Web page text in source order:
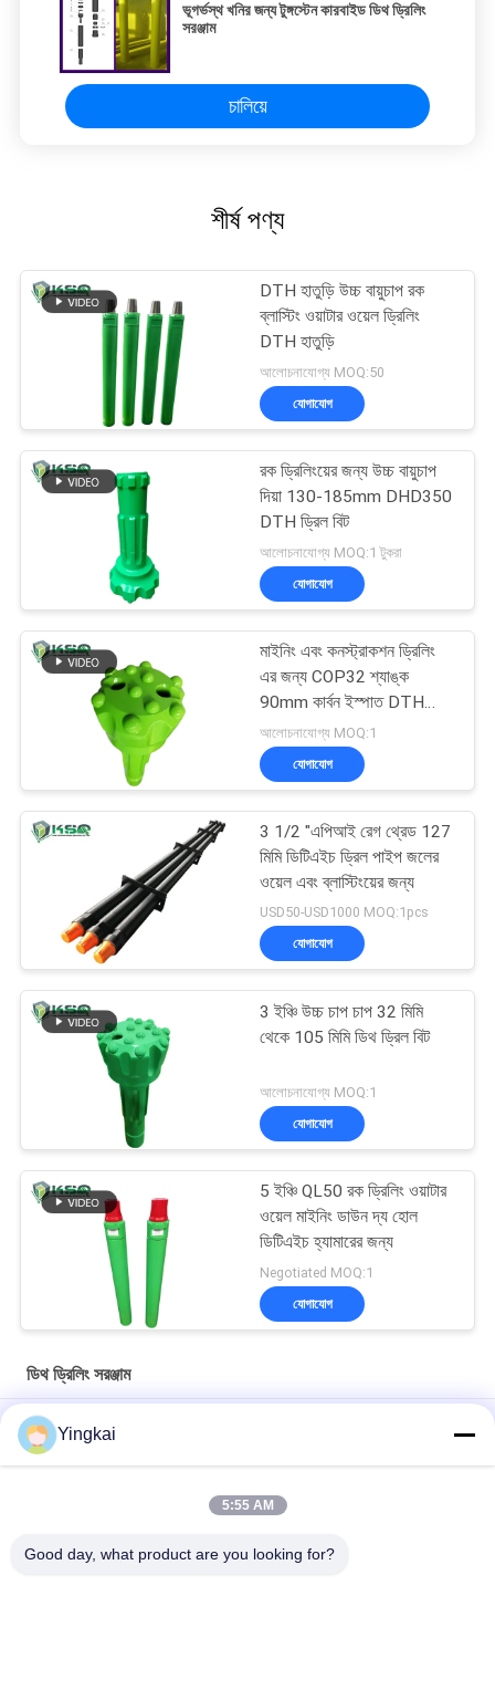
ভূগর্ভস্থ খনির জন্য টুঙ্গস্টেন কারবাইড ডিথ ড্রিলিং
সরঞ্জাম
চালিয়ে
শীর্ষ পণ্য
DTH হাতুড়ি উচ্চ বায়ুচাপ রক
ব্লাস্টিং ওয়াটার ওয়েল ড্রিলিং
DTH হাতুড়ি
আলোচনাযোগ্য MOQ:50
যোগাযোগ
রক ড্রিলিংয়ের জন্য উচ্চ বায়ুচাপ
দিয়া 130-185mm DHD350
DTH ড্রিল বিট
আলোচনাযোগ্য MOQ:1 টুকরা
যোগাযোগ
মাইনিং এবং কনস্ট্রাকশন ড্রিলিং
এর জন্য COP32 শ্যাঙ্ক
90mm কার্বন ইস্পাত DTH
ড্রিল বিট
আলোচনাযোগ্য MOQ:1
যোগাযোগ
3 1/2 "এপিআই রেগ থ্রেড 127
মিমি ডিটিএইচ ড্রিল পাইপ জলের
ওয়েল এবং ব্লাস্টিংয়ের জন্য
USD50-USD1000 MOQ:1pcs
যোগাযোগ
3 ইঞ্চি উচ্চ চাপ চাপ 32 মিমি
থেকে 105 মিমি ডিথ ড্রিল বিট
আলোচনাযোগ্য MOQ:1
যোগাযোগ
5 ইঞ্চি QL50 রক ড্রিলিং ওয়াটার
ওয়েল মাইনিং ডাউন দ্য হোল
ডিটিএইচ হ্যামারের জন্য
Negotiated MOQ:1
যোগাযোগ
ডিথ ড্রিলিং সরঞ্জাম
8 ইঞ্চি 311 মিমি কার্বন স্টীল ডিটিএইচ হ্যামার বিট মাইনিং এবং জল ভাল ড্রিলিং জন্য
উচ্চ অনুপ্রবেশ এবং ক্ষয় প্রতিরোধী ডাউন দ্য হোল ড্রিলিংয়ের জন্য QL50A-197mm
Yingkai
5:55 AM
Good day, what product are you looking for?